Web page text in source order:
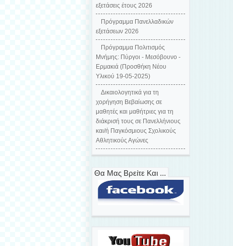
εξετάσεις έτους 2026
Πρόγραμμα Πανελλαδικών
εξετάσεων 2026
Πρόγραμμα Πολιτισμός
Μνήμης: Πύργοι - Μεσόβουνο -
Ερμακιά (Προσθήκη Νέου
Υλικού 19-05-2025)
Δικαιολογητικά για τη
χορήγηση Βεβαίωσης σε
μαθητές και μαθήτριες για τη
διάκρισή τους σε Πανελλήνιους
και/ή Παγκόσμιους Σχολικούς
Αθλητικούς Αγώνες
Θα Μας Βρείτε Και ...